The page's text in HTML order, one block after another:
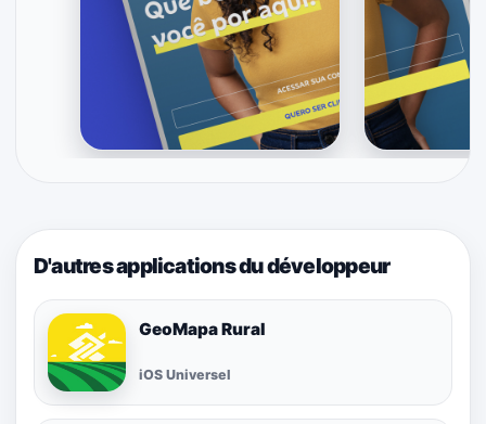
D'autres applications du développeur
GeoMapa Rural
iOS Universel